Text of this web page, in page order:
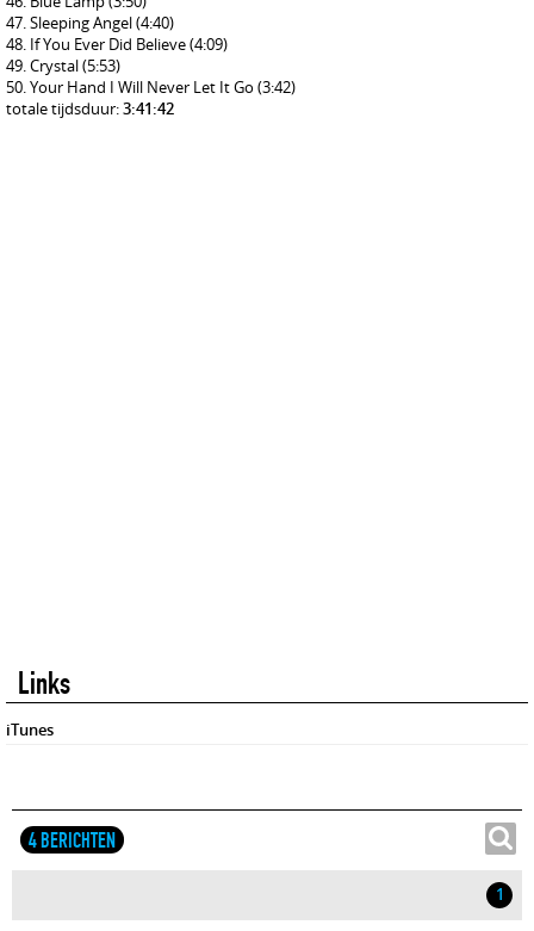
Sleeping Angel(4:40)
If You Ever Did Believe(4:09)
Crystal(5:53)
Your Hand I Will Never Let It Go (3:42)
totale tijdsduur:3:41:42
Links
iTunes
4 BERICHTEN
1